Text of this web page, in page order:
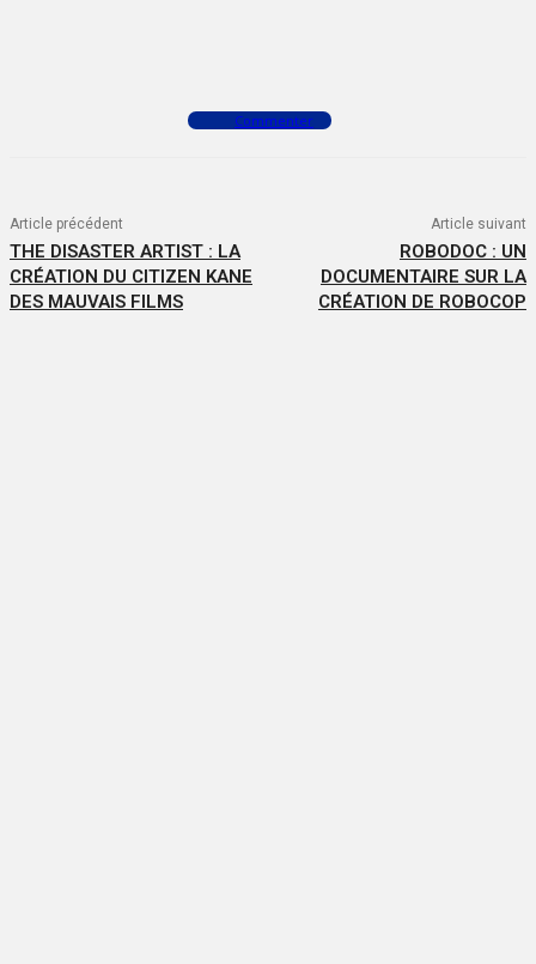
Commenter
Article précédent
THE DISASTER ARTIST : LA
CRÉATION DU CITIZEN KANE
DES MAUVAIS FILMS
Article suivant
ROBODOC : UN
DOCUMENTAIRE SUR LA
CRÉATION DE ROBOCOP